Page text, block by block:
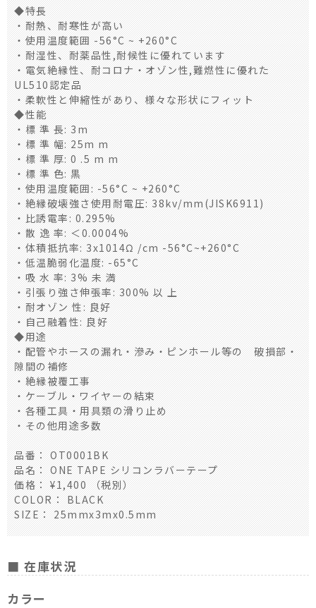
◆特長
・耐熱、耐寒性が高い
・使用温度範囲 -56°C ~ +260°C
・耐湿性、耐薬品性,耐候性に優れています
・電気絶縁性、耐コロナ・オゾン性,難燃性に優れた
UL510認定品
・柔軟性と伸縮性があり、様々な形状にフィット
◆性能
・標 準 長: 3m
・標 準 幅: 25m m
・標 準 厚: 0 .5 m m
・標 準 色: 黒
・使用温度範囲: -56°C ~ +260°C
・絶縁破壊強さ使用耐電圧: 38kv/mm(JISK6911)
・比誘電率: 0.295%
・散 逸 率: ＜0.0004%
・体積抵抗率: 3x1014Ω /cm -56°C~+260°C
・低温脆弱化温度: -65°C
・吸 水 率: 3% 未 満
・引張り強さ伸張率: 300% 以 上
・耐オゾン 性: 良好
・自己融着性: 良好
◆用途
・配管やホースの漏れ・滲み・ピンホール等の 破損部・
隙間の補修
・絶縁被覆工事
・ケーブル・ワイヤーの結束
・各種工具・用具類の滑り止め
・その他用途多数
品番： OT0001BK
品名： ONE TAPE シリコンラバーテープ
価格： ¥1,400 （税別）
COLOR： BLACK
SIZE： 25mmx3mx0.5mm
■ 在庫状況
カラー